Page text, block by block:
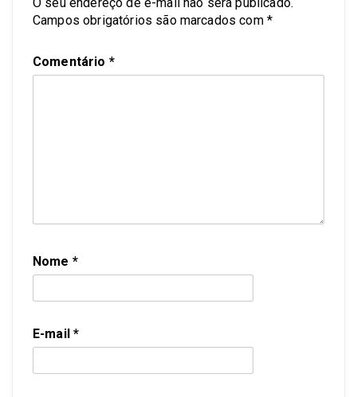
Campos obrigatórios são marcados com *
Comentário *
Nome *
E-mail*